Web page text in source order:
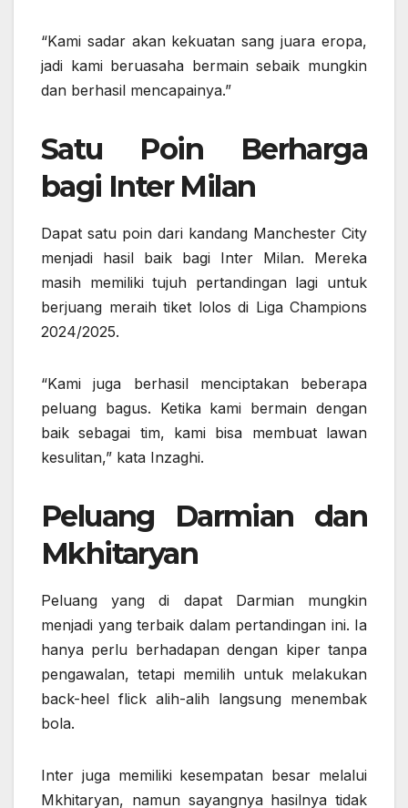
“Kami sadar akan kekuatan sang juara eropa,
jadi kami beruasaha bermain sebaik mungkin
dan berhasil mencapainya.”
Satu Poin Berharga
bagi Inter Milan
Dapat satu poin dari kandang Manchester City
menjadi hasil baik bagi Inter Milan. Mereka
masih memiliki tujuh pertandingan lagi untuk
berjuang meraih tiket lolos di Liga Champions
2024/2025.
“Kami juga berhasil menciptakan beberapa
peluang bagus. Ketika kami bermain dengan
baik sebagai tim, kami bisa membuat lawan
kesulitan,” kata Inzaghi.
Peluang Darmian dan
Mkhitaryan
Peluang yang di dapat Darmian mungkin
menjadi yang terbaik dalam pertandingan ini. Ia
hanya perlu berhadapan dengan kiper tanpa
pengawalan, tetapi memilih untuk melakukan
back-heel flick alih-alih langsung menembak
bola.
Inter juga memiliki kesempatan besar melalui
Mkhitaryan, namun sayangnya hasilnya tidak